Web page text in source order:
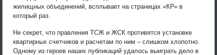
жилищных объединений, всплывает на страницах «КР» в
который раз.
Не секрет, что правления ТСЖ и ЖСК противятся установке
квартирных счетчиков и расчетам по ним – слишком хлопотно.
Одному из героев наших публикаций удалось выиграть дело в